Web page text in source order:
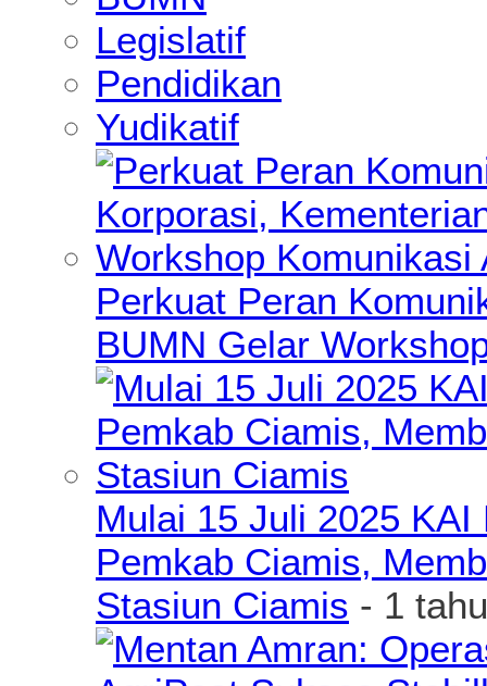
Legislatif
Pendidikan
Yudikatif
Perkuat Peran
BUMN Gelar
Mulai 15 Juli 2025
Pemkab Ciamis,
Stasiun Ciamis - 1